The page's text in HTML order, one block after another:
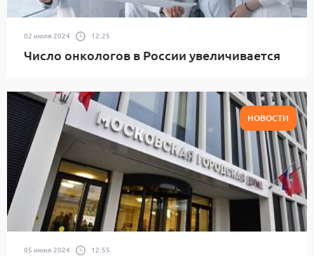
02 июля 2024 12:25
Число онкологов в России увеличивается
НОВОСТИ
05 июня 2024 12:55